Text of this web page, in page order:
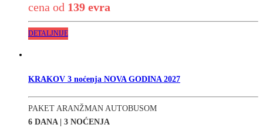
cena od 139 evra
DETALJNIJE
KRAKOV 3 noćenja NOVA GODINA 2027
PAKET ARANŽMAN AUTOBUSOM
6 DANA | 3 NOĆENJA